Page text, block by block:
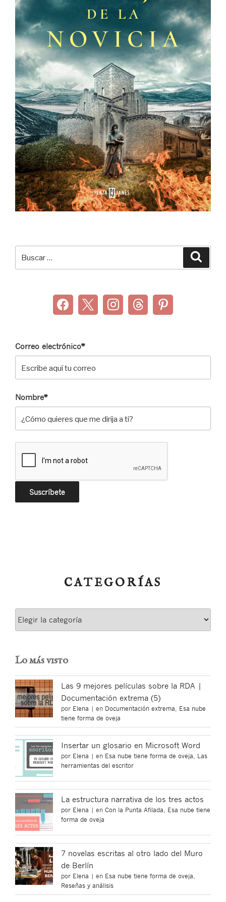
por:
Correo electrónico*
Nombre*
CATEGORÍAS
Lo más visto
Las 9 mejores películas sobre la RDA |
Documentación extrema (5)
por Elena | en Documentación extrema, Esa nube
tiene forma de oveja
Insertar un glosario en Microsoft Word
por Elena | en Esa nube tiene forma de oveja, Las
herramientas del escritor
La estructura narrativa de los tres actos
por Elena | en Con la Punta Afilada, Esa nube tiene
forma de oveja
7 novelas escritas al otro lado del Muro
de Berlín
por Elena | en Esa nube tiene forma de oveja,
Reseñas y análisis